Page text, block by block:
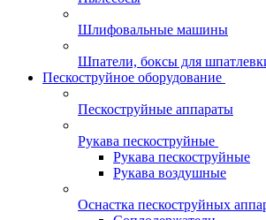
Шлифовальные машины
Шпатели, боксы для
Пескоструйное оборудование
Пескоструйные аппараты
Рукава пескоструйные
Рукава пескоструйные
Рукава воздушные
Оснастка пескоструйных